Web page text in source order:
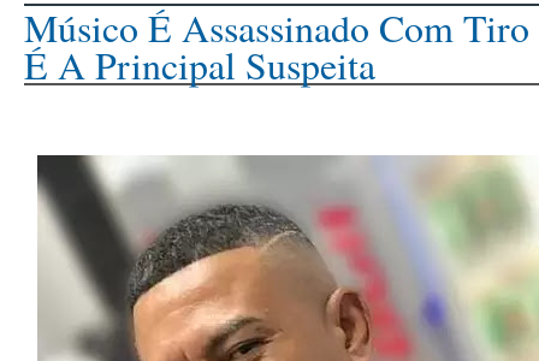
Músico É Assassinado Com
É A Principal Suspeita